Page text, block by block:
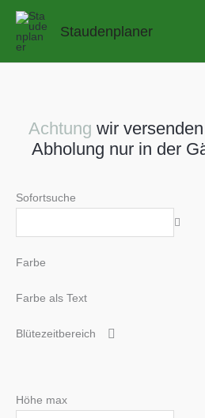
Zum
springen
Staudenplaner
Achtung wir
Abholung nur in der
Sofortsuche
Farbe
Farbe als Text
Blütezeitbereich
Höhe max